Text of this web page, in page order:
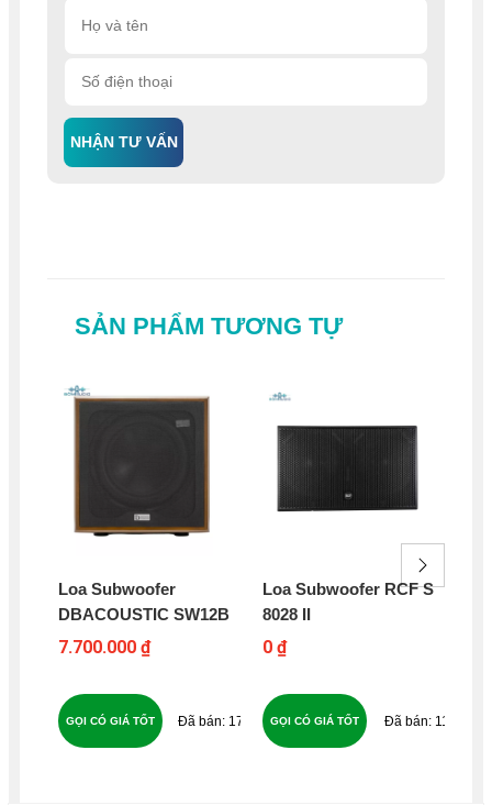
NHẬN TƯ VẤN
SẢN PHẨM TƯƠNG TỰ
Loa Subwoofer
DBACOUSTIC SW12B
7.700.000 ₫
178
GỌI CÓ GIÁ TỐT
Loa Subwoofer RCF S
8028 II
0 ₫
111
GỌI CÓ GIÁ TỐT